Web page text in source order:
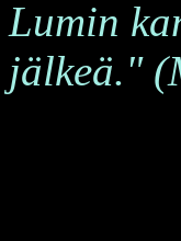
Lumin
jälkeä."